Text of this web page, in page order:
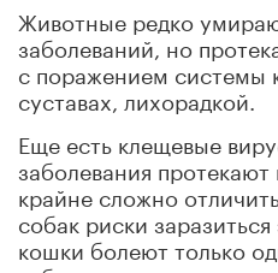
Животные редко
заболеваний, но
с поражением системы
суставах, лихорадкой.
Еще есть клещевые
заболевания
крайне сложно
собак риски
кошки болеют только